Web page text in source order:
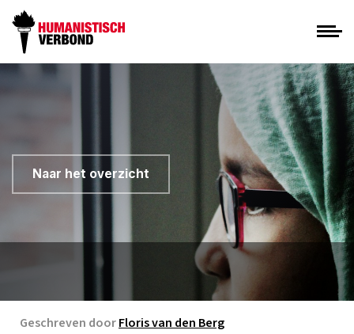
Naar het overzicht
Geschreven doorFloris van den Berg